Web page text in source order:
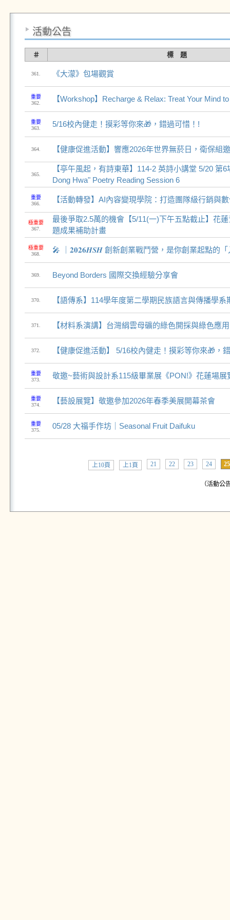
活動公告
＃ 標 題
361. 《大濛》包場觀賞
重要
362.
【Workshop】Recharge & Relax: Treat Your Mind
重要
363.
5/16校內健走！摸彩等你來🎁，錯過可惜！!
364. 【健康促進活動】響應2026年世界無菸日，衛保組
365.
【亭午風起，有詩東華】114-2 英詩小講堂 5/20 第
Dong Hwa" Poetry Reading Session 6
重要
366.
【活動轉發】AI內容變現學院：打造團隊級行銷與
極重要
367.
最後爭取2.5萬的機會【5/11(一)下午五點截止】花
題成果補助計畫
極重要
368.
🎤 ｜𝟐𝟎𝟐𝟔𝑯𝑺𝑯 創新創業戰鬥營，是你創業起點的「
369. Beyond Borders 國際交換經驗分享會
370. 【語傳系】114學年度第二學期民族語言與傳播學系
371. 【材料系演講】台灣絹雲母礦的綠色開採與綠色應用
372. 【健康促進活動】 5/16校內健走！摸彩等你來🎁，
重要
373.
敬邀~藝術與設計系115級畢業展《PON!》花蓮場展
重要
374.
【藝設展覽】敬邀參加2026年春季美展開幕茶會
重要
375.
05/28 大福手作坊｜Seasonal Fruit Daifuku
上10頁 上1頁 21 22 23 24 25
（活動公